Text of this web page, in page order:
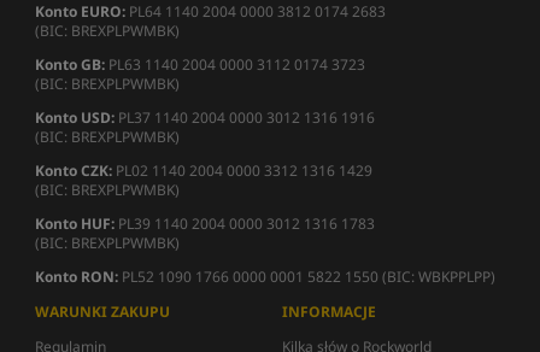
Konto EURO: PL64 1140 2004 0000 3812 0174 2683
(BIC: BREXPLPWMBK)
Konto GB: PL63 1140 2004 0000 3112 0174 3723
(BIC: BREXPLPWMBK)
Konto USD: PL37 1140 2004 0000 3012 1316 1916
(BIC: BREXPLPWMBK)
Konto CZK: PL02 1140 2004 0000 3312 1316 1429
(BIC: BREXPLPWMBK)
Konto HUF: PL39 1140 2004 0000 3012 1316 1783
(BIC: BREXPLPWMBK)
Konto RON: PL52 1090 1766 0000 0001 5822 1550 (BIC: WBKPPLPP)
WARUNKI ZAKUPU
Regulamin
INFORMACJE
Kilka słów o Rockworld